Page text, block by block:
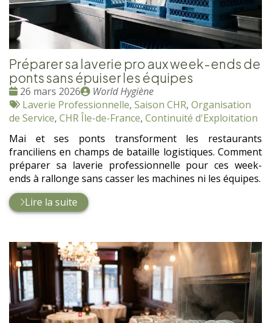
Préparer sa laverie pro aux week-ends de
ponts sans épuiser les équipes
Date
:
26 mars 2026
Publié
par
World Hygiène
Tags
:
Laverie Professionnelle, Saison CHR, Organisation
de Service, CHR Île-de-France, Continuité d'Exploitation
Mai et ses ponts transforment les restaurants
franciliens en champs de bataille logistiques. Comment
préparer sa laverie professionnelle pour ces week-
ends à rallonge sans casser les machines ni les équipes.
Lire la suite